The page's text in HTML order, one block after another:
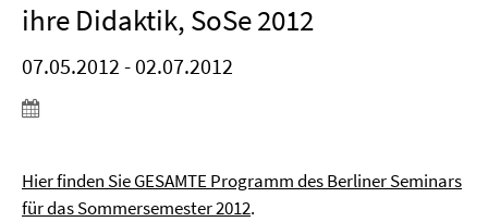
ihre Didaktik, SoSe 2012
07.05.2012 - 02.07.2012
Hier finden Sie GESAMTE Programm des Berliner Seminars
für das Sommersemester 2012.